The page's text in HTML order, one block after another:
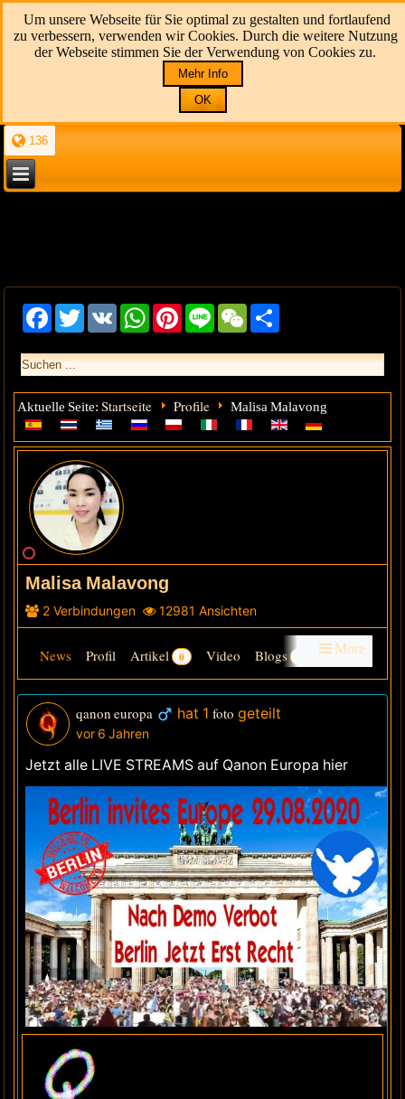
Um unsere Webseite für Sie optimal zu gestalten und fortlaufend
zu verbessern, verwenden wir Cookies. Durch die weitere Nutzung
der Webseite stimmen Sie der Verwendung von Cookies zu.
Mehr Info
OK
136
Facebook
Twitter VK WhatsAppPinterestLine WeChat
Aktuelle Seite:Startseite Profile Malisa Malavong
Malisa Malavong
Verbindungen
2 Ansichten
12981
More
News Profil Artikel 0 Video Blogs
Gruppen Audio Foren Galerie info friends
Letzte Besucher
qanon europa hat 1foto geteilt
vor 6 Jahren
Jetzt alle LIVE STREAMS auf Qanon Europa hier